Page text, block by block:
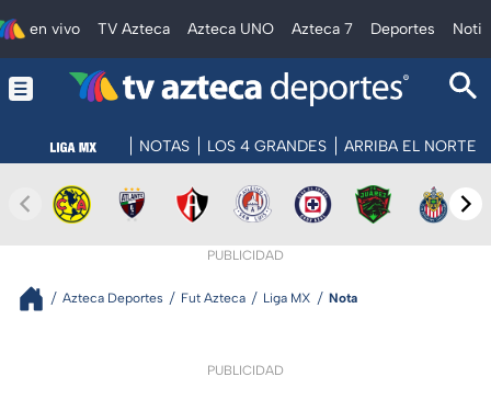
en vivo TV Azteca Azteca UNO Azteca 7 Deportes
NOTAS LOS 4 GRANDES ARRIBA EL NORTE
PUBLICIDAD
Azteca Deportes Fut Azteca Liga MX Nota
PUBLICIDAD